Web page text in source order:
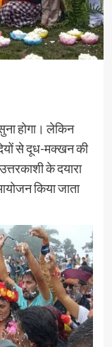
होगा। लेकिन
से दूध-मक्खन की
के दयारा
किया जाता